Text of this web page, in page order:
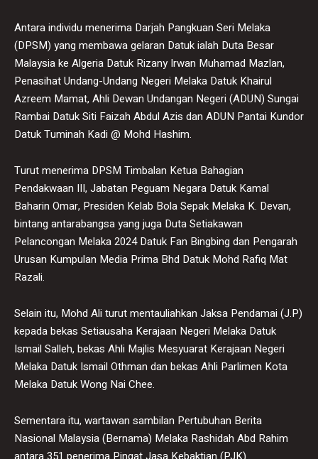
Antara individu menerima Darjah Pangkuan Seri Melaka
(DPSM) yang membawa gelaran Datuk ialah Duta Besar
Malaysia ke Algeria Datuk Rizany Irwan Muhamad Mazlan,
Penasihat Undang-Undang Negeri Melaka Datuk Khairul
Azreem Mamat, Ahli Dewan Undangan Negeri (ADUN) Sungai
Rambai Datuk Siti Faizah Abdul Azis dan ADUN Pantai Kundor
Datuk Tuminah Kadi @ Mohd Hashim.
Turut menerima DPSM Timbalan Ketua Bahagian
Pendakwaan III, Jabatan Peguam Negara Datuk Kamal
Baharin Omar, Presiden Kelab Bola Sepak Melaka K. Devan,
bintang antarabangsa yang juga Duta Setiakawan
Pelancongan Melaka 2024 Datuk Fan Bingbing dan Pengarah
Urusan Kumpulan Media Prima Bhd Datuk Mohd Rafiq Mat
Razali.
Selain itu, Mohd Ali turut mentauliahkan Jaksa Pendamai (J.P)
kepada bekas Setiausaha Kerajaan Negeri Melaka Datuk
Ismail Salleh, bekas Ahli Majlis Mesyuarat Kerajaan Negeri
Melaka Datuk Ismail Othman dan bekas Ahli Parlimen Kota
Melaka Datuk Wong Nai Chee.
Sementara itu, wartawan sambilan Pertubuhan Berita
Nasional Malaysia (Bernama) Melaka Rashidah Abd Rahim